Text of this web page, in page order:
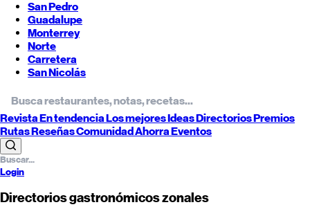
San Pedro
Guadalupe
Monterrey
Norte
Carretera
San Nicolás
RevistaEn tendenciaLos mejoresIdeasDirectoriosPremios
RutasReseñasComunidadAhorraEventos
Login
Directorios gastronómicos zonales